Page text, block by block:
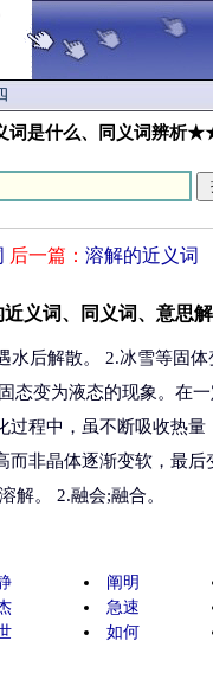
词是什么、同义词辨析
后一篇： 溶解的近义词
义词、同义词、意思解
水后解散。 2.冰雪等固
态变为液态的现象。在
过程中，虽不断吸收热
而非晶体逐渐变软，最后
解。 2.融会;融合。
阐明
急速
如何